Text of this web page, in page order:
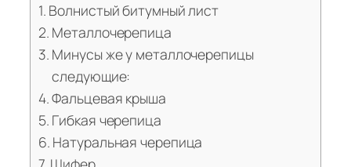
Волнистый битумный лист
Металлочерепица
Минусы же у металлочерепицы
следующие:
Фальцевая крыша
Гибкая черепица
Натуральная черепица